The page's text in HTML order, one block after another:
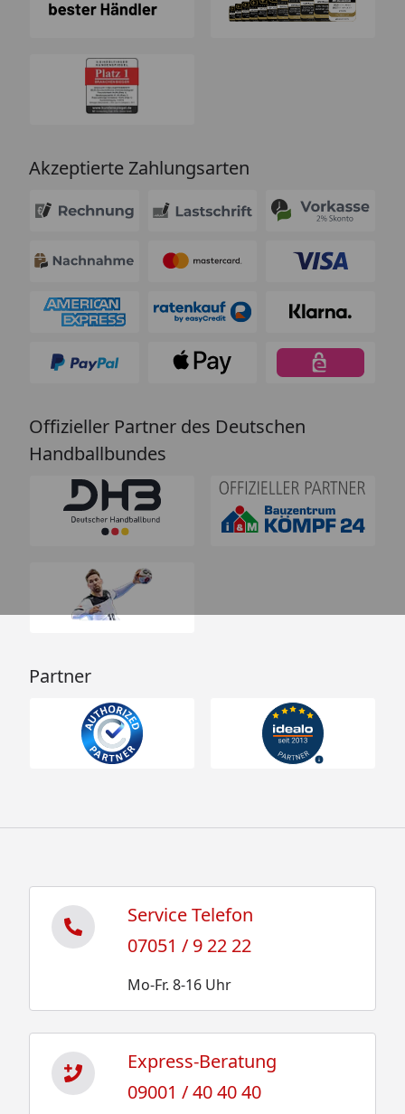
Akzeptierte Zahlungsarten
Offizieller Partner des Deutschen
Handballbundes
Partner
Service Telefon
07051 / 9 22 22
Mo-Fr. 8-16 Uhr
Express-Beratung
09001 / 40 40 40